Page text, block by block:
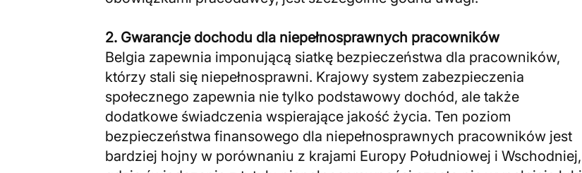
2. Gwarancje dochodu dla niepełnosprawnych pracowników
Belgia zapewnia imponującą siatkę bezpieczeństwa dla pracowników,
którzy stali się niepełnosprawni. Krajowy system zabezpieczenia
społecznego zapewnia nie tylko podstawowy dochód, ale także
dodatkowe świadczenia wspierające jakość życia. Ten poziom
bezpieczeństwa finansowego dla niepełnosprawnych pracowników jest
bardziej hojny w porównaniu z krajami Europy Południowej i Wschodniej,